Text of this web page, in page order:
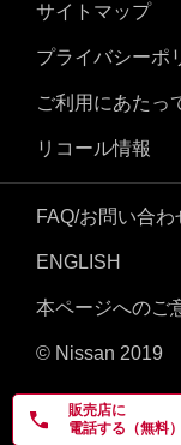
販売店に
電話する（無料）
サイトマップ
プライバシーポ
ご利用にあたっ
リコール情報
FAQ/お問い合わ
ENGLISH
本ページへのご
© Nissan 2019